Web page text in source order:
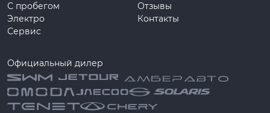
С пробегом
Электро
Сервис
Отзывы
Контакты
Официальный дилер